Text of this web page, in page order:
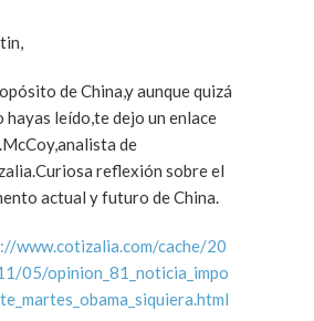
de China,y aunque quizá
hayas leído,te dejo un enlace
de
reflexión sobre el
actual y futuro de China.
www.cotizalia.com/cache/20
05/opinion_81_noticia_impo